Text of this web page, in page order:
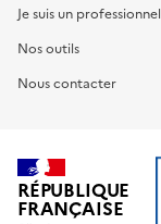
Je suis un professionnel
Nos outils
Nous contacter
RÉPUBLIQUE
FRANÇAISE